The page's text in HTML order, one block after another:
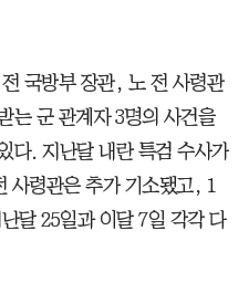
국방부 장관, 노 전 사령관
는 군 관계자 3명의 사건을
다. 지난달 내란 특검 수사가
사령관은 추가 기소됐고, 1
달 25일과 이달 7일 각각 다